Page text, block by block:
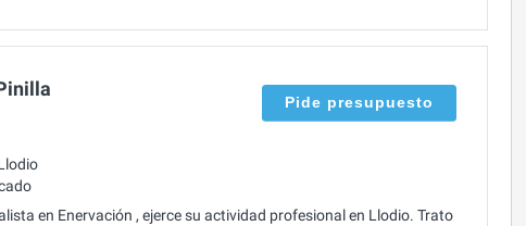
Pide presupuesto
en Enervación , ejerce su actividad profesional en Llodio. Trato